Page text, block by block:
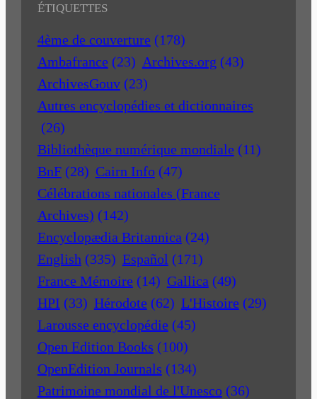
ÉTIQUETTES
4ème de couverture (178)
Ambafrance (23) Archives.org (43)
ArchivesGouv (23)
Autres encyclopédies et dictionnaires
(26)
Bibliothèque numérique mondiale (11)
BnF (28) Cairn Info (47)
Célébrations nationales (France
Archives) (142)
Encyclopædia Britannica (24)
English (335) Español (171)
France Mémoire (14) Gallica (49)
HPI (33) Hérodote (62) L'Histoire (29)
Larousse encyclopédie (45)
Open Edition Books (100)
OpenEdition Journals (134)
Patrimoine mondial de l'Unesco (36)